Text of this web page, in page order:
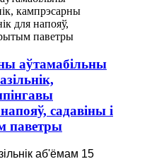
аўтамабільны
садавіны і
паветры
аб'ёмам 15